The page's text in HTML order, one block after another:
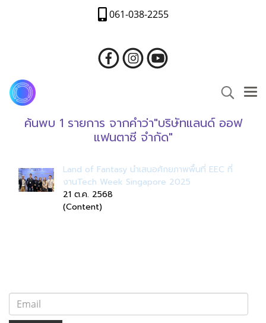
061-038-2255
ค้นพบ 1 รายการ จากคำว่า"บริษัทแลนด์ ออฟ
แฟนตาซี จำกัด"
Land of Fantasy นำเสนอศักยภาพพื้นที่ EEC ที่
งานTech Week Singapore 2025
21 ต.ค. 2568
(Content)